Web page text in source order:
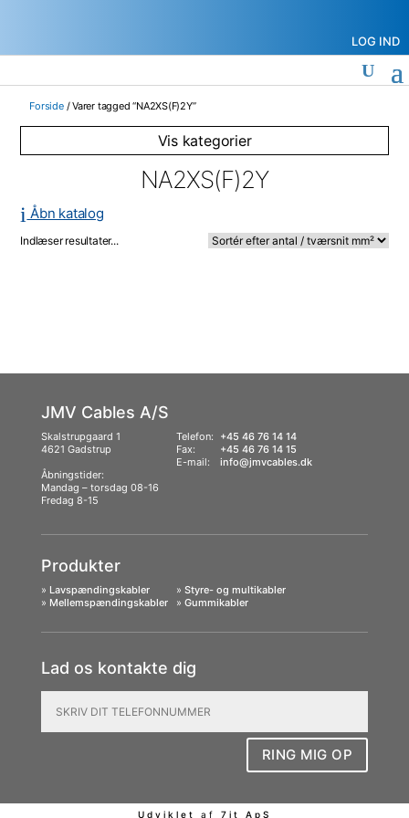
LOG IND
Forside/ Varer tagged “NA2XS(F)2Y”
NA2XS(F)2Y
iÅbn katalog
Indlæser resultater...
JMV Cables A/S
Skalstrupgaard 1
4621 Gadstrup
Telefon:
Fax:
E-mail:
+45 46 76 14 14
+45 46 76 14 15
info@jmvcables.dk
Åbningstider:
Mandag – torsdag 08-16
Fredag 8-15
Produkter
» Lavspændingskabler
» Mellemspændingskabler
» Styre- og multikabler
» Gummikabler
Lad os kontakte dig
RING MIG OP
Udviklet af 7it ApS